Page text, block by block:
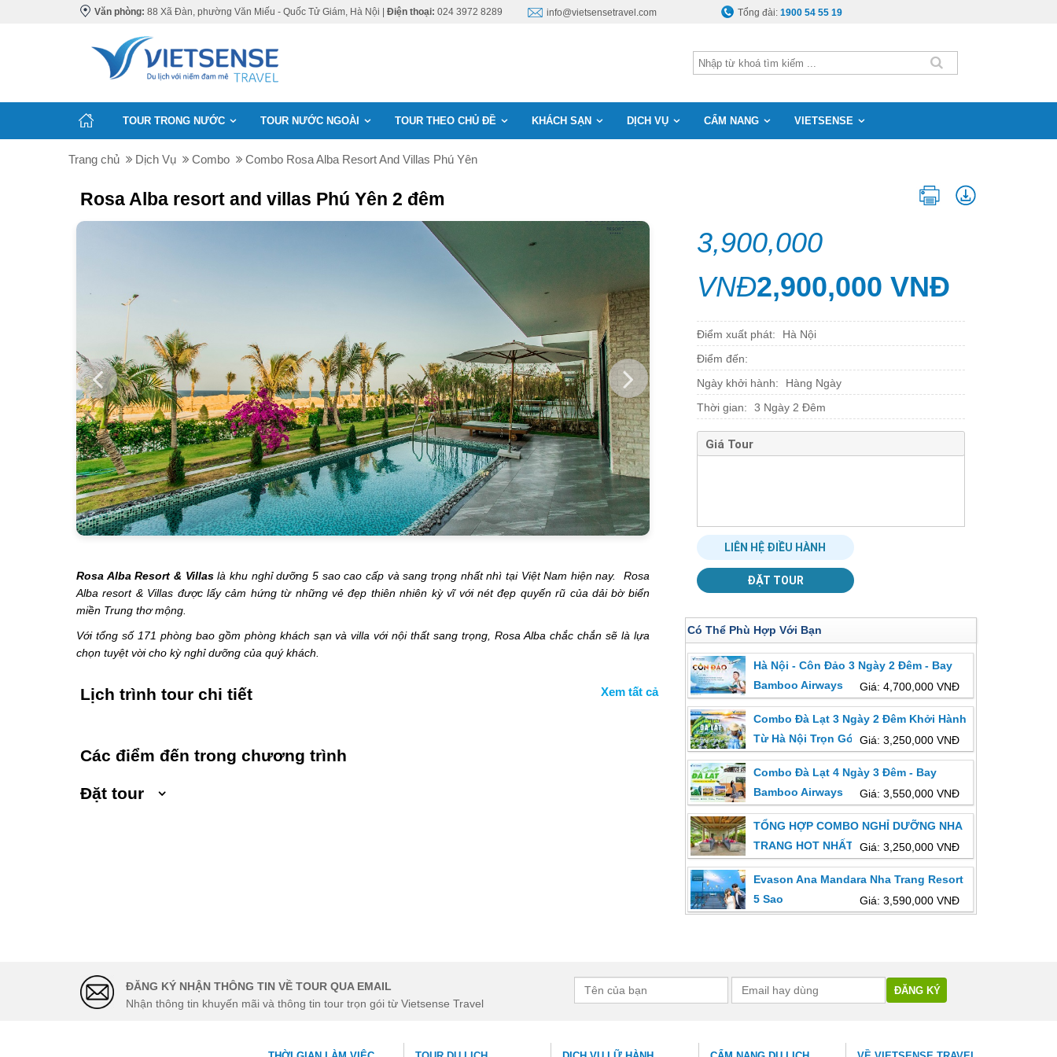
Văn phòng: 88 Xã Đàn, phường Văn Miếu - Quốc Tử Giám, Hà Nội | Điện thoại: 024 3972 8289 info@vietsensetravel.com Tổng đài:1900 54 55 19
TOUR TRONG NƯỚC TOUR NƯỚC NGOÀI TOUR THEO CHỦ ĐỀ KHÁCH SẠN DỊCH VỤ CẨM NANG VIETSENSE
Trang chủ Dịch Vụ Combo Combo Rosa Alba Resort And Villas Phú Yên
Rosa Alba resort and villas Phú Yên 2 đêm
Rosa Alba Resort & Villaslà khu nghỉ dưỡng 5 sao cao cấp và sang trọng nhất nhì tại Việt Nam hiện nay. Rosa
Alba resort & Villas được lấy cảm hứng từ những vẻ đẹp thiên nhiên kỳ vĩ với nét đẹp quyến rũ của dải bờ biển
miền Trung thơ mộng.
Với tổng số 171 phòng bao gồm phòng khách sạn và villa với nội thất sang trọng, Rosa Alba chắc chắn sẽ là lựa
chọn tuyệt vời cho kỳ nghỉ dưỡng của quý khách.
Lịch trình tour chi tiết
Các điểm đến trong chương trình
Đặt tour
3,900,000
VNĐ2,900,000 VNĐ
Điểm xuất phát:
Hà Nội
Điểm đến:
Ngày khởi hành:
Hàng Ngày
Thời gian:
3 Ngày 2 Đêm
Giá Tour
LIÊN HỆ ĐIỀU HÀNH
ĐẶT TOUR
Có Thể Phù Hợp Với Bạn
Hà Nội - Côn Đảo 3 Ngày 2 Đêm - Bay
Bamboo Airways
Giá: 4,700,000 VNĐ
Combo Đà Lạt 3 Ngày 2 Đêm Khởi Hành
Từ Hà Nội Trọn Gói Giá RẻGiá: 3,250,000 VNĐ
Combo Đà Lạt 4 Ngày 3 Đêm - Bay
Bamboo Airways
Giá: 3,550,000 VNĐ
TỔNG HỢP COMBO NGHỈ DƯỠNG NHA
TRANG HOT NHẤT
Giá: 3,250,000 VNĐ
Evason Ana Mandara Nha Trang Resort
5 Sao
Giá: 3,590,000 VNĐ
ĐĂNG KÝ NHẬN THÔNG TIN VỀ TOUR QUA EMAIL
Nhận thông tin khuyến mãi và thông tin tour trọn gói từ Vietsense Travel